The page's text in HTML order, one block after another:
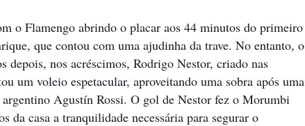
o Flamengo abrindo o placar aos 44 minutos do primeiro
que contou com uma ajudinha da trave. No entanto, o
depois, nos acréscimos, Rodrigo Nestor, criado nas
um voleio espetacular, aproveitando uma sobra após uma
Agustín Rossi. O gol de Nestor fez o Morumbi
da casa a tranquilidade necessária para segurar o